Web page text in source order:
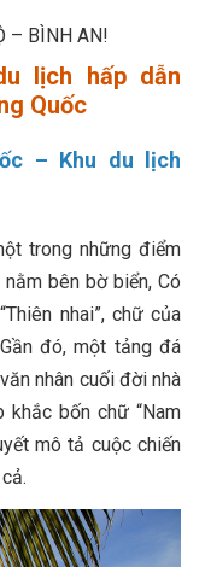
– BÌNH AN!
lịch hấp dẫn
Quốc
– Khu du lịch
trong những điểm
bên bờ biển, Có
nhai”, chữ của
đó, một tảng đá
nhân cuối đời nhà
khắc bốn chữ “Nam
mô tả cuộc chiến